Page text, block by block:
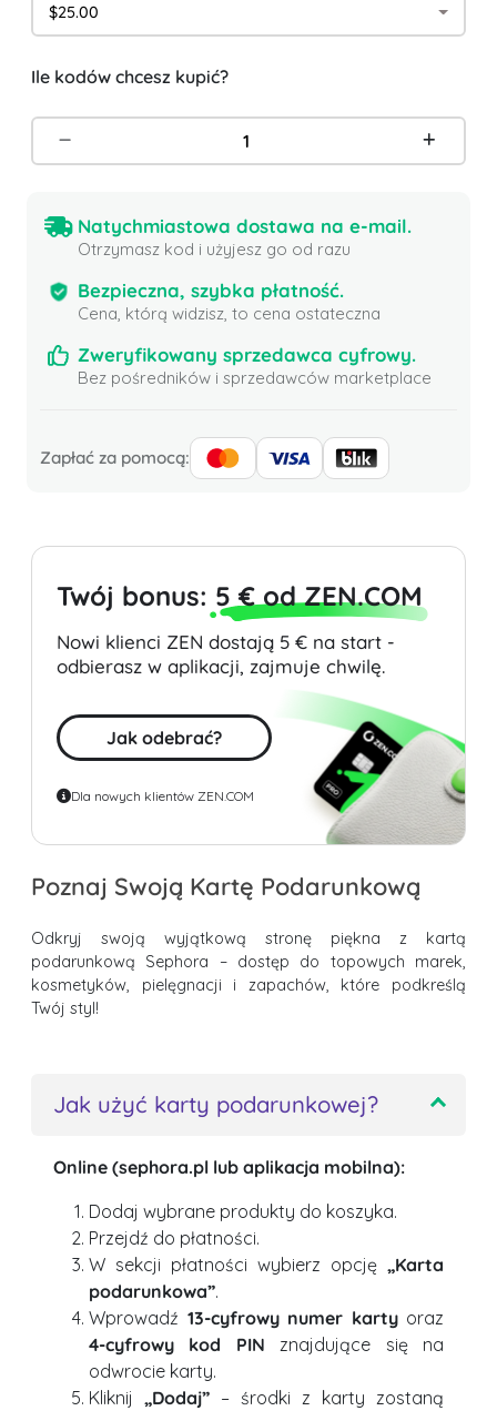
$25.00
Ile kodów chcesz kupić?
Natychmiastowa dostawa na e-mail.
Otrzymasz kod i użyjesz go od razu
Bezpieczna, szybka płatność.
Cena, którą widzisz, to cena ostateczna
Zweryfikowany sprzedawca cyfrowy.
Bez pośredników i sprzedawców marketplace
Zapłać za pomocą:
Twój bonus: 5 € od ZEN.COM
Nowi klienci ZEN dostają 5 € na start -
odbierasz w aplikacji, zajmuje chwilę.
Jak odebrać?
Dla nowych klientów ZEN.COM
Poznaj Swoją Kartę Podarunkową
Odkryj swoją wyjątkową stronę piękna z kartą
podarunkową Sephora – dostęp do topowych marek,
kosmetyków, pielęgnacji i zapachów, które podkreślą
Twój styl!
Jak użyć karty podarunkowej?
Online (sephora.pl lub aplikacja mobilna):
Dodaj wybrane produkty do koszyka.
Przejdź do płatności.
W sekcji płatności wybierz opcję „Karta
podarunkowa”.
Wprowadź 13-cyfrowy numer kartyoraz
4-cyfrowy kod PIN znajdujące się na
odwrocie karty.
Kliknij „Dodaj” – środki z karty zostaną